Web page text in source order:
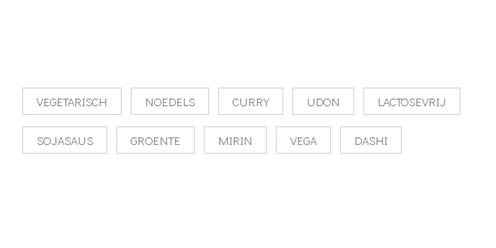
VEGETARISCH NOEDELS CURRY UDON LACTOSEVRIJ
SOJASAUS GROENTE MIRIN VEGA DASHI